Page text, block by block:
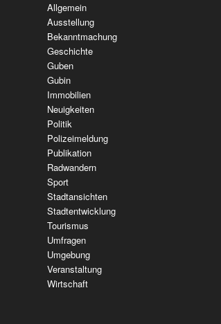
Allgemein
Ausstellung
Bekanntmachung
Geschichte
Guben
Gubin
Immobilien
Neuigkeiten
Politik
Polizeimeldung
Publikation
Radwandern
Sport
Stadtansichten
Stadtentwicklung
Tourismus
Umfragen
Umgebung
Veranstaltung
Wirtschaft